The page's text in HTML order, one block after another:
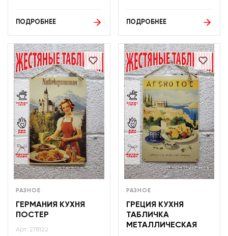
ПОДРОБНЕЕ ПОДРОБНЕЕ
РАЗНОЕ
ГЕРМАНИЯ КУХНЯ
ПОСТЕР
Арт: 278122
РАЗНОЕ
ГРЕЦИЯ КУХНЯ
ТАБЛИЧКА
МЕТАЛЛИЧЕСКАЯ